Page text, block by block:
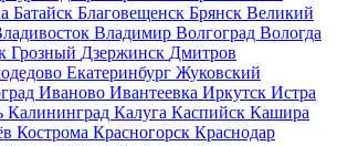
Батайск Благовещенск Брянск Великий
Владимир Волгоград Вологда
Грозный Дзержинск Дмитров
Екатеринбург Жуковский
Иваново Ивантеевка Иркутск Истра
Калининград Калуга Каспийск Кашира
Кострома Красногорск Краснодар